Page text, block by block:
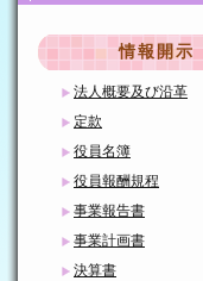
情報開示
法人概要及び沿革
定款
役員名簿
役員報酬規程
事業報告書
事業計画書
決算書